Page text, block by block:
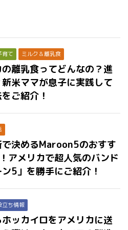
育て ミルク＆離乳食
離乳食ってどんなの？進
米ママが息子に実践して
ご紹介！
で決めるMaroon5のおすす
アメリカで超人気のバンド
ン5」を勝手にご紹介！
立ち情報
ッカイロをアメリカに送